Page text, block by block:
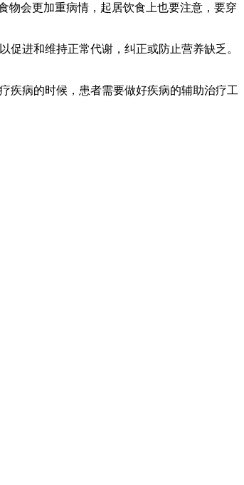
物会更加重病情，起居饮食上也要注意，要穿
进和维持正常代谢，纠正或防止营养缺乏。
疾病的时候，患者需要做好疾病的辅助治疗工